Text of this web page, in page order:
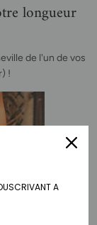
longueur
de l'un de vos
!
A